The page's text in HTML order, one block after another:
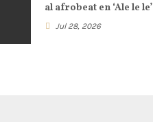
al afrobeat en ‘Ale le le’
Jul 28, 2026